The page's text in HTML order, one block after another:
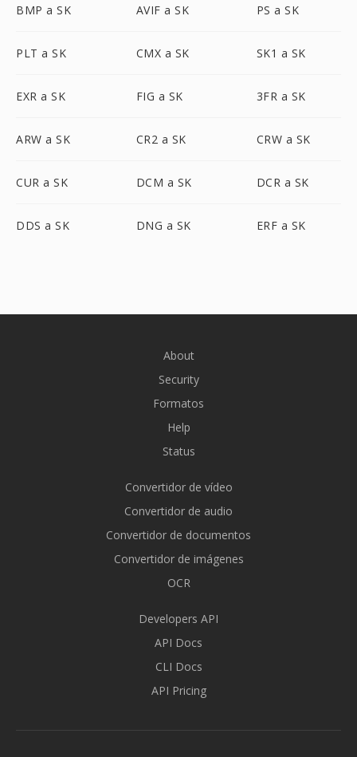
BMP a SK AVIF a SK PS a SK
PLT a SK CMX a SK SK1 a SK
EXR a SK FIG a SK 3FR a SK
ARW a SK CR2 a SK CRW a SK
CUR a SK DCM a SK DCR a SK
DDS a SK DNG a SK ERF a SK
About
Security
Formatos
Help
Status
Convertidor de vídeo
Convertidor de audio
Convertidor de documentos
Convertidor de imágenes
OCR
Developers API
API Docs
CLI Docs
API Pricing